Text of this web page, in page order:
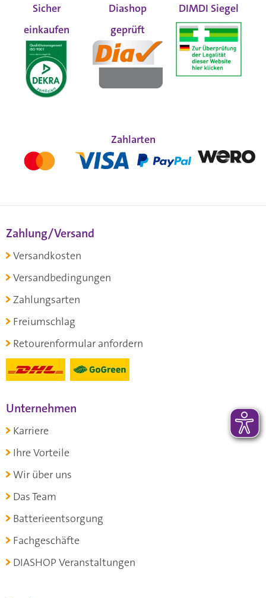
Sicher
einkaufen
Diashop
geprüft
DIMDI Siegel
Zahlarten
Zahlung/Versand
Versandkosten
Versandbedingungen
Zahlungsarten
Freiumschlag
Retourenformular anfordern
Unternehmen
Karriere
Ihre Vorteile
Wir über uns
Das Team
Batterieentsorgung
Fachgeschäfte
DIASHOP Veranstaltungen